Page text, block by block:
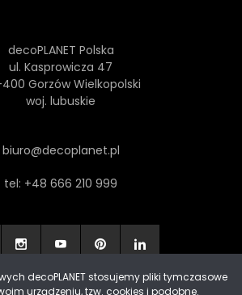
decoPLANET Polska
ul. Kasprowicza 47
Gorzów Wielkopolski
woj. lubuskie
biuro@decoplanet.pl
tel: +48 666 210 999
decoPLANET stosujemy pliki tymczasowe
urządzeniu, tzw. cookies i podobne.